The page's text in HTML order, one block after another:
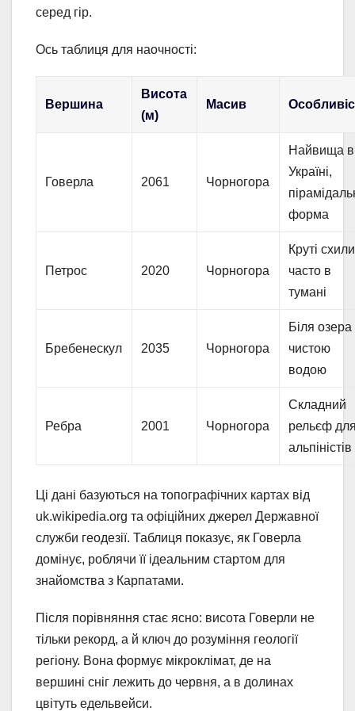
серед гір.
Ось таблиця для наочності:
Вершина
Висота
(м)
Масив
Говерла 2061 Чорногора
Найвища в
Україні,
форма
Петрос 2020 Чорногора
Круті
часто в
тумані
Бребенескул 2035 Чорногора
Біля озера
чистою
водою
Ребра 2001 Чорногора
Складний
рельєф
альпіністів
Ці дані базуються на топографічних картах від
uk.wikipedia.org та офіційних джерел Державної
служби геодезії. Таблиця показує, як Говерла
домінує, роблячи її ідеальним стартом для
знайомства з Карпатами.
Після порівняння стає ясно: висота Говерли не
тільки рекорд, а й ключ до розуміння геології
регіону. Вона формує мікроклімат, де на
вершині сніг лежить до червня, а в долинах
цвітуть едельвейси.